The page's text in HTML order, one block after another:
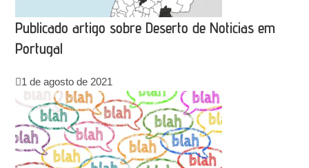
Publicado artigo sobre Deserto de Noticias em
Portugal
1 de agosto de 2021